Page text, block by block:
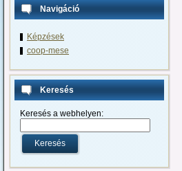
Navigáció
Képzések
coop-mese
Keresés
Keresés a webhelyen: